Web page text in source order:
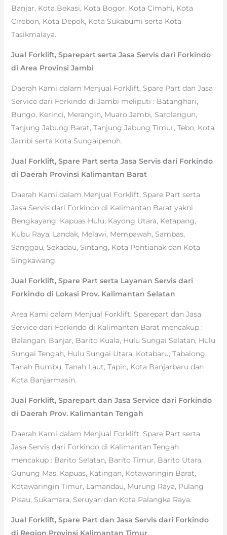
Banjar, Kota Bekasi, Kota Bogor, Kota Cimahi, Kota
Cirebon, Kota Depok, Kota Sukabumi serta Kota
Tasikmalaya.
Jual Forklift, Sparepart serta Jasa Servis dari Forkindo
di Area Provinsi Jambi
Daerah Kami dalam Menjual Forklift, Spare Part dan Jasa
Service dari Forkindo di Jambi meliputi : Batanghari,
Bungo, Kerinci, Merangin, Muaro Jambi, Sarolangun,
Tanjung Jabung Barat, Tanjung Jabung Timur, Tebo, Kota
Jambi serta Kota Sungaipenuh.
Jual Forklift, Spare Part serta Jasa Servis dari Forkindo
di Daerah Provinsi Kalimantan Barat
Daerah Kami dalam Menjual Forklift, Spare Part serta
Jasa Servis dari Forkindo di Kalimantan Barat yakni :
Bengkayang, Kapuas Hulu, Kayong Utara, Ketapang,
Kubu Raya, Landak, Melawi, Mempawah, Sambas,
Sanggau, Sekadau, Sintang, Kota Pontianak dan Kota
Singkawang.
Jual Forklift, Spare Part serta Layanan Servis dari
Forkindo di Lokasi Prov. Kalimantan Selatan
Area Kami dalam Menjual Forklift, Sparepart dan Jasa
Service dari Forkindo di Kalimantan Barat mencakup :
Balangan, Banjar, Barito Kuala, Hulu Sungai Selatan, Hulu
Sungai Tengah, Hulu Sungai Utara, Kotabaru, Tabalong,
Tanah Bumbu, Tanah Laut, Tapin, Kota Banjarbaru dan
Kota Banjarmasin.
Jual Forklift, Sparepart dan Jasa Service dari Forkindo
di Daerah Prov. Kalimantan Tengah
Daerah Kami dalam Menjual Forklift, Spare Part serta
Jasa Servis dari Forkindo di Kalimantan Tengah
mencakup : Barito Selatan, Barito Timur, Barito Utara,
Gunung Mas, Kapuas, Katingan, Kotawaringin Barat,
Kotawaringin Timur, Lamandau, Murung Raya, Pulang
Pisau, Sukamara, Seruyan dan Kota Palangka Raya.
Jual Forklift, Spare Part dan Jasa Servis dari Forkindo
di Region Provinsi Kalimantan Timur